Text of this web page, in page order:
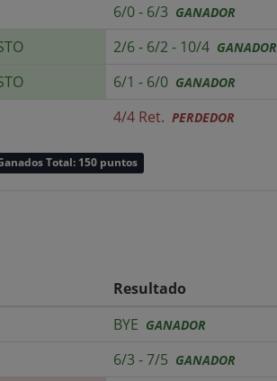
6/0 - 6/3 GANADOR
2/6 - 6/2 - 10/4 GANADOR
6/1 - 6/0 GANADOR
4/4 Ret. PERDEDOR
Total: 150 puntos
Resultado
BYE GANADOR
6/3 - 7/5 GANADOR